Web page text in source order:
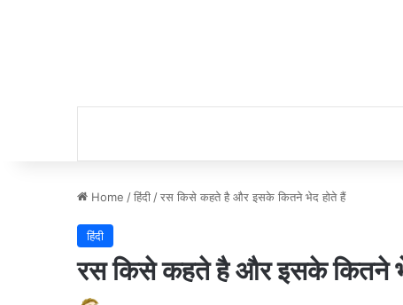
Home /हिंदी /रस किसे कहते है और इसके कितने भेद होते हैं
हिंदी
रस किसे कहते है और इसके कितने